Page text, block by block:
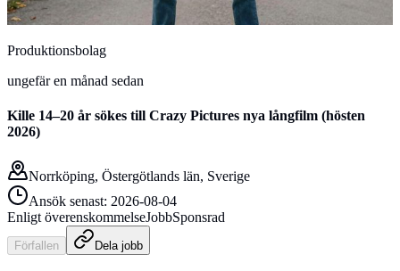
Produktionsbolag
ungefär en månad sedan
Kille 14–20 år sökes till Crazy Pictures nya långfilm (hösten
2026)
Norrköping, Östergötlands län, Sverige
Ansök senast: 2026-08-04
Enligt överenskommelseJobbSponsrad
Förfallen Dela jobb